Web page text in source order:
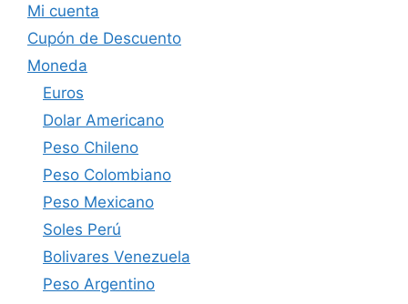
Mi cuenta
Cupón de Descuento
Moneda
Euros
Dolar Americano
Peso Chileno
Peso Colombiano
Peso Mexicano
Soles Perú
Bolivares Venezuela
Peso Argentino